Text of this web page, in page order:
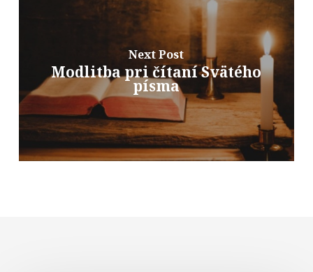
Next Post
Modlitba pri čítaní Svätého
písma